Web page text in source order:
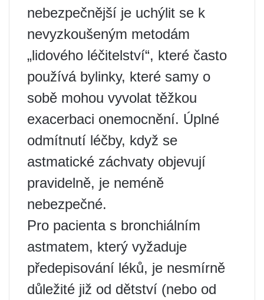
nebezpečnější je uchýlit se k
nevyzkoušeným metodám
„lidového léčitelství“, které často
používá bylinky, které samy o
sobě mohou vyvolat těžkou
exacerbaci onemocnění. Úplné
odmítnutí léčby, když se
astmatické záchvaty objevují
pravidelně, je neméně
nebezpečné.
Pro pacienta s bronchiálním
astmatem, který vyžaduje
předepisování léků, je nesmírně
důležité již od dětství (nebo od